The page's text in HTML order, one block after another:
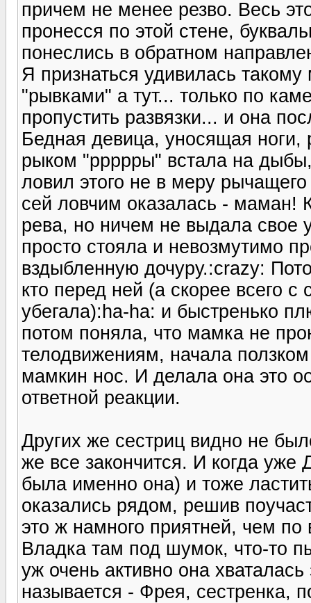
причем не менее резво. Весь
пронесся по этой стене,
понеслись в обратном
Я признаться удивилась
"рывками" а тут... только по
пропустить развязки... и она
Бедная девица, уносящая ноги,
рыком "ррррры" встала на
ловил этого не в меру
сей ловчим оказалась - маман!
рева, но ничем не выдала свое
просто стояла и невозмутимо
вздыбленную дочуру.:crazy:
кто перед ней (а скорее всего
убегала):ha-ha: и быстренько
потом поняла, что мамка не
телодвижениям, начала
мамкин нос. И делала она это
ответной реакции.
Других же сестриц видно не
же все закончится. И когда уже
была именно она) и тоже
оказались рядом, решив
это ж намного приятней, чем
Владка там под шумок, что-то
уж очень активно она
называется - Фрея, сестренка,